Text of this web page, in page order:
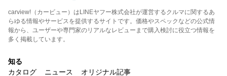
carview!（カービュー）はLINEヤフー株式会社が運営するクルマに関するあ
らゆる情報やサービスを提供するサイトです。価格やスペックなどの公式情
報から、ユーザーや専門家のリアルなレビューまで購入検討に役立つ情報を
多く掲載しています。
知る
カタログ
ニュース オリジナル記事